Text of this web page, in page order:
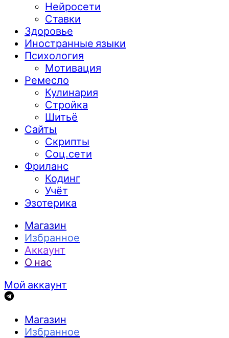
Нейросети
Ставки
Здоровье
Иностранные языки
Психология
Мотивация
Ремесло
Кулинария
Стройка
Шитьё
Сайты
Скрипты
Соц.сети
Фриланс
Кодинг
Учёт
Эзотерика
Магазин
Избранное
Аккаунт
О нас
Мой аккаунт
Магазин
Избранное